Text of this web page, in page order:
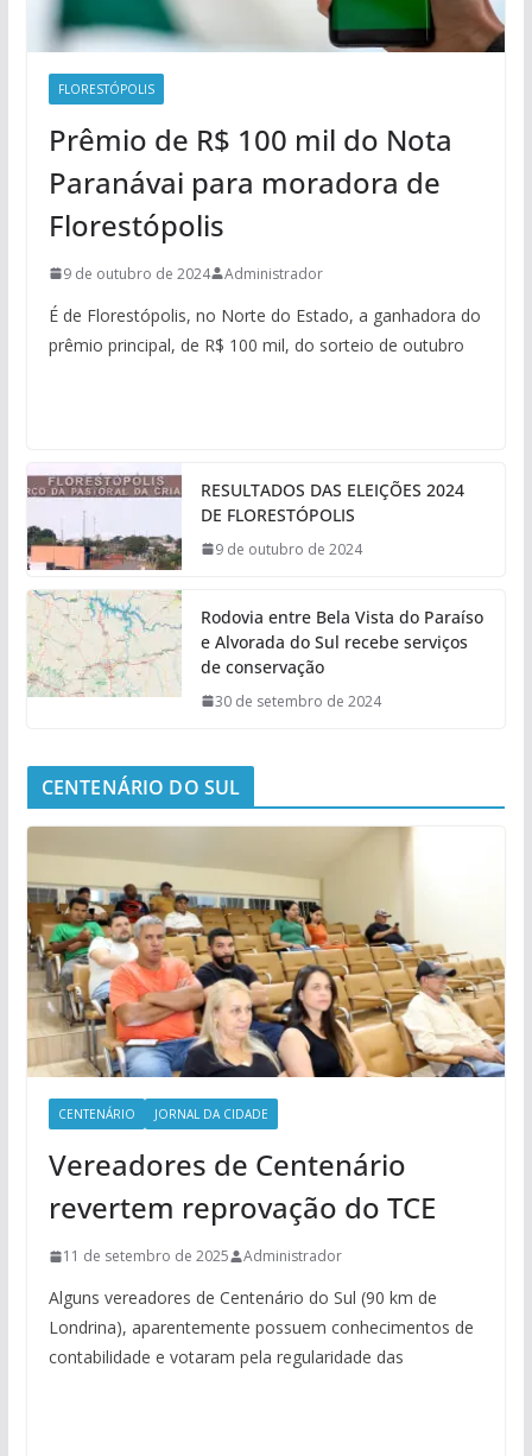
FLORESTÓPOLIS
Prêmio de R$ 100 mil do Nota
Paranávai para moradora de
Florestópolis
9 de outubro de 2024 Administrador
É de Florestópolis, no Norte do Estado, a ganhadora do
prêmio principal, de R$ 100 mil, do sorteio de outubro
RESULTADOS DAS ELEIÇÕES 2024
DE FLORESTÓPOLIS
9 de outubro de 2024
Rodovia entre Bela Vista do Paraíso
e Alvorada do Sul recebe serviços
de conservação
30 de setembro de 2024
CENTENÁRIO DO SUL
CENTENÁRIO JORNAL DA CIDADE
Vereadores de Centenário
revertem reprovação do TCE
11 de setembro de 2025 Administrador
Alguns vereadores de Centenário do Sul (90 km de
Londrina), aparentemente possuem conhecimentos de
contabilidade e votaram pela regularidade das